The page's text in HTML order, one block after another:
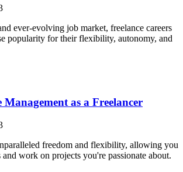
ever-evolving job market, freelance careers
popularity for their flexibility, autonomy, and
as a Freelancer
freedom and flexibility, allowing you
work on projects you're passionate about.